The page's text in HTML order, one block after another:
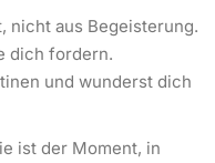
nicht aus Begeisterung.
dich fordern.
und wunderst dich
ist der Moment, in